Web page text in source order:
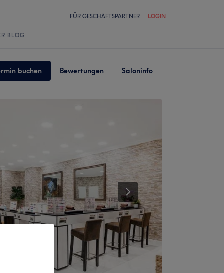
FÜR GESCHÄFTSPARTNER LOGIN
BLOG
buchen Bewertungen Saloninfo